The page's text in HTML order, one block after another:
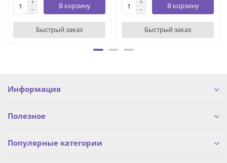
В корзину
Быстрый заказ
В корзину
Быстрый заказ
Информация
Полезное
Популярные категории